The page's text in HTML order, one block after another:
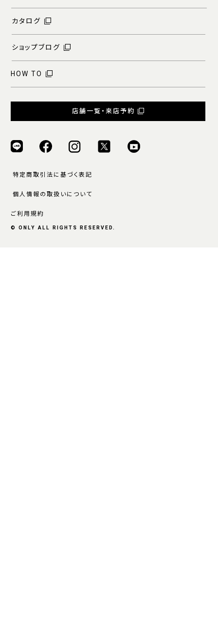
カタログ
ショップブログ
HOW TO
店舗一覧・来店予約
特定商取引法に基づく表記
個人情報の取扱いについて
ご利用規約
© ONLY ALL RIGHTS RESERVED.